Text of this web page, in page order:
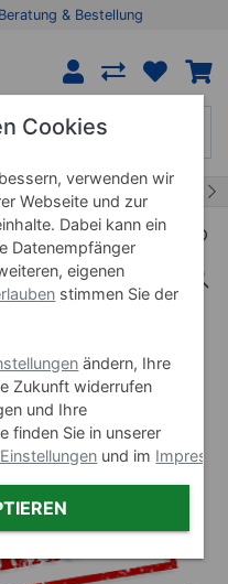
& Bestellung
T5.1
Cookies
verwenden wir
Webseite und zur
Dabei kann ein
Datenempfänger
eigenen
stimmen Sie der
ändern, Ihre
Zukunft widerrufen
und Ihre
finden Sie in unserer
und im